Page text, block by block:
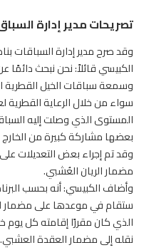
تصريحات مدير إدارة
وقد صرح مدير إدارة السباقات
الكبيسي قائلاً: نحن نبحث دائمًا
وسمعة سباقات الخيل
سواء من خلال الرعاية القطرية
المستوى الذي وصلت إليه
بعضها مشاركة كبيرة من
وقد تم إجراء بعض التعديلات
مضمار الريان العُشبي.
وأضاف الكبيسي: أنه بحسب
ستقام في موعدها على مضمار
الذي كان مقررًا إقامته كل
نقله إلى مضمار العقدة العشبي.